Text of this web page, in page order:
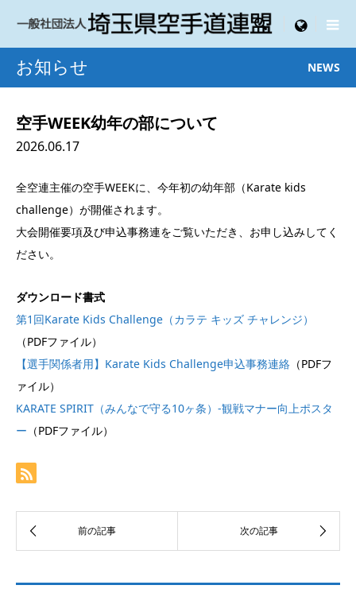
 menu
お知らせ NEWS
空手WEEK幼年の部について
2026.06.17
全空連主催の空手WEEKに、今年初の幼年部（Karate kids
challenge）が開催されます。
大会開催要項及び申込事務連をご覧いただき、お申し込みしてく
ださい。
ダウンロード書式
第1回Karate Kids Challenge（カラテ キッズ チャレンジ）
（PDFファイル）
【選手関係者用】Karate Kids Challenge申込事務連絡 （PDFフ
ァイル）
KARATE SPIRIT（みんなで守る10ヶ条）-観戦マナー向上ポスタ
ー （PDFファイル）